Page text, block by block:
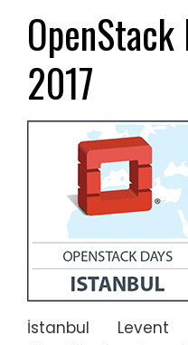
2017
İstanbul Levent